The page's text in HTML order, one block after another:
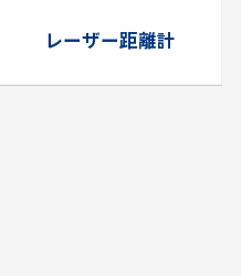
レーザー距離計